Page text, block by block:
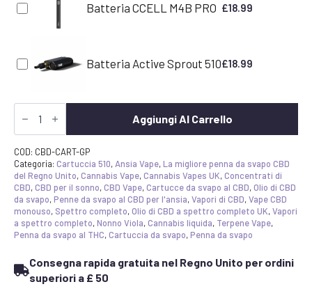
Batteria CCELL M4B PRO £18.99
Batteria Active Sprout 510£18.99
Granddaddy
Purple
Cartridge
quantità
Aggiungi Al Carrello
COD: CBD-CART-GP
Categoria: Cartuccia 510, Ansia Vape,La migliore penna da svapo CBD
del Regno Unito,Cannabis Vape,Cannabis Vapes UK,Concentrati di
CBD,CBD per il sonno,CBD Vape,Cartucce da svapo al CBD,Olio di CBD
da svapo,Penne da svapo al CBD per l'ansia,Vapori di CBD,Vape CBD
monouso, Spettro completo,Olio di CBD a spettro completo UK,Vapori
a spettro completo,Nonno Viola,Cannabis liquida, Terpene Vape,
Penna da svapo al THC,Cartuccia da svapo,Penna da svapo
Consegna rapida gratuita nel Regno Unito per ordini
superiori a £ 50